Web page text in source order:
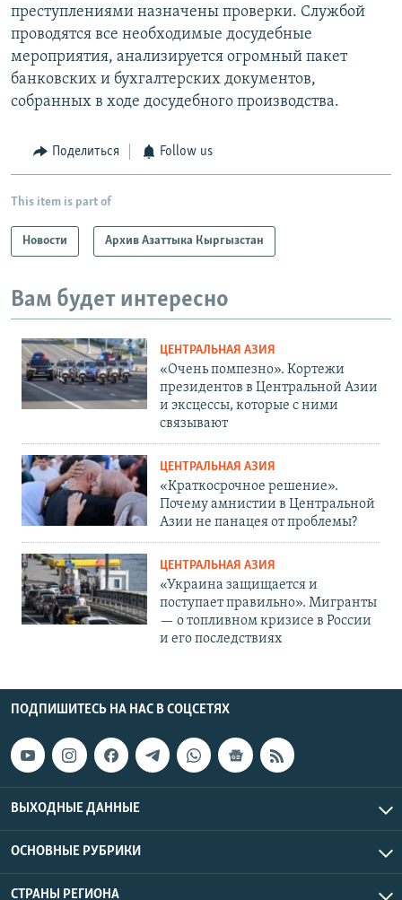
преступлениями назначены проверки. Службой
проводятся все необходимые досудебные
мероприятия, анализируется огромный пакет
банковских и бухгалтерских документов,
собранных в ходе досудебного производства.
Поделиться Follow us
This item is part of
Новости Архив Азаттыка Кыргызстан
Вам будет интересно
ЦЕНТРАЛЬНАЯ АЗИЯ
«Очень помпезно». Кортежи
президентов в Центральной Азии
и эксцессы, которые с ними
связывают
ЦЕНТРАЛЬНАЯ АЗИЯ
«Краткосрочное решение».
Почему амнистии в Центральной
Азии не панацея от проблемы?
ЦЕНТРАЛЬНАЯ АЗИЯ
«Украина защищается и
поступает правильно». Мигранты
— о топливном кризисе в России
и его последствиях
ПОДПИШИТЕСЬ НА НАС В СОЦСЕТЯХ
ВЫХОДНЫЕ ДАННЫЕ
ОСНОВНЫЕ РУБРИКИ
СТРАНЫ РЕГИОНА